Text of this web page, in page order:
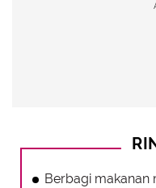
Berbagi makanan